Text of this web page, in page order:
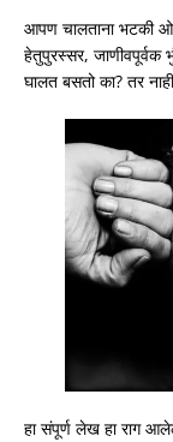
आपण चालताना भटकी
हेतुपुरस्सर, जाणीवपूर्वक
घालत बसतो का? तर
हा संपूर्ण लेख हा राग